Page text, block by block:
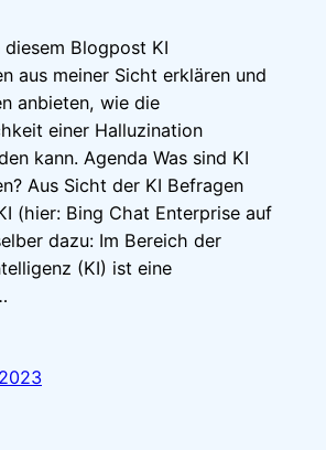
Blogpost KI
aus meiner Sicht erklären und
anbieten, wie die
einer Halluzination
kann. Agenda Was sind KI
Aus Sicht der KI Befragen
(hier: Bing Chat Enterprise auf
dazu: Im Bereich der
(KI) ist eine